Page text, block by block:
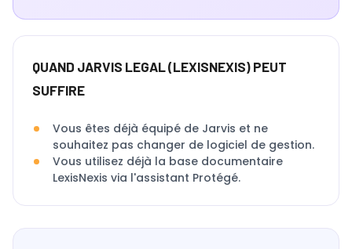
QUAND JARVIS LEGAL (LEXISNEXIS) PEUT
SUFFIRE
Vous êtes déjà équipé de Jarvis et ne
souhaitez pas changer de logiciel de gestion.
Vous utilisez déjà la base documentaire
LexisNexis via l'assistant Protégé.